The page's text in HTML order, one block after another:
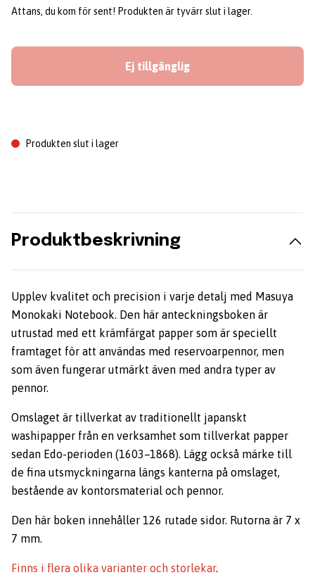
Attans, du kom för sent! Produkten är tyvärr slut i lager.
Ej tillgänglig
Produkten slut i lager
Produktbeskrivning
Upplev kvalitet och precision i varje detalj med Masuya
Monokaki Notebook. Den här anteckningsboken är
utrustad med ett krämfärgat papper som är speciellt
framtaget för att användas med reservoarpennor, men
som även fungerar utmärkt även med andra typer av
pennor.
Omslaget är tillverkat av traditionellt japanskt
washipapper från en verksamhet som tillverkat papper
sedan Edo-perioden (1603–1868). Lägg också märke till
de fina utsmyckningarna längs kanterna på omslaget,
bestående av kontorsmaterial och pennor.
Den här boken innehåller 126 rutade sidor. Rutorna är 7 x
7 mm.
Finns i flera olika varianter och storlekar.